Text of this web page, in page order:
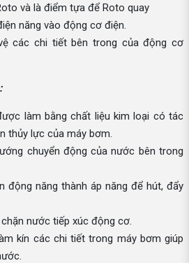
và là điểm tựa để Roto quay
năng vào động cơ điện.
các chi tiết bên trong của động cơ
làm bằng chất liệu kim loại có tác
thủy lực của máy bơm.
chuyển động của nước bên trong
động năng thành áp năng để hút, đẩy
nước tiếp xúc động cơ.
kín các chi tiết trong máy bơm giúp